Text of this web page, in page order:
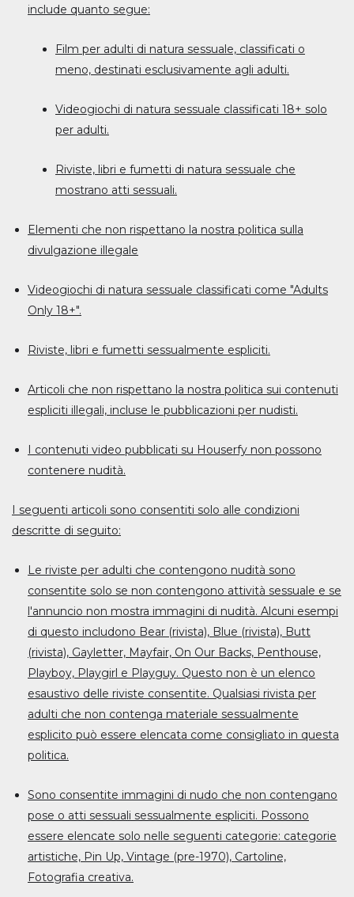
include quanto segue:
Film per adulti di natura sessuale, classificati o
meno, destinati esclusivamente agli adulti.
Videogiochi di natura sessuale classificati 18+ solo
per adulti.
Riviste, libri e fumetti di natura sessuale che
mostrano atti sessuali.
Elementi che non rispettano la nostra politica sulla
divulgazione illegale
Videogiochi di natura sessuale classificati come "Adults
Only 18+".
Riviste, libri e fumetti sessualmente espliciti.
Articoli che non rispettano la nostra politica sui contenuti
espliciti illegali, incluse le pubblicazioni per nudisti.
I contenuti video pubblicati su Houserfy non possono
contenere nudità.
I seguenti articoli sono consentiti solo alle condizioni
descritte di seguito:
Le riviste per adulti che contengono nudità sono
consentite solo se non contengono attività sessuale e se
l'annuncio non mostra immagini di nudità. Alcuni esempi
di questo includono Bear (rivista), Blue (rivista), Butt
(rivista), Gayletter, Mayfair, On Our Backs, Penthouse,
Playboy, Playgirl e Playguy. Questo non è un elenco
esaustivo delle riviste consentite. Qualsiasi rivista per
adulti che non contenga materiale sessualmente
esplicito può essere elencata come consigliato in questa
politica.
Sono consentite immagini di nudo che non contengano
pose o atti sessuali sessualmente espliciti. Possono
essere elencate solo nelle seguenti categorie: categorie
artistiche, Pin Up, Vintage (pre-1970), Cartoline,
Fotografia creativa.